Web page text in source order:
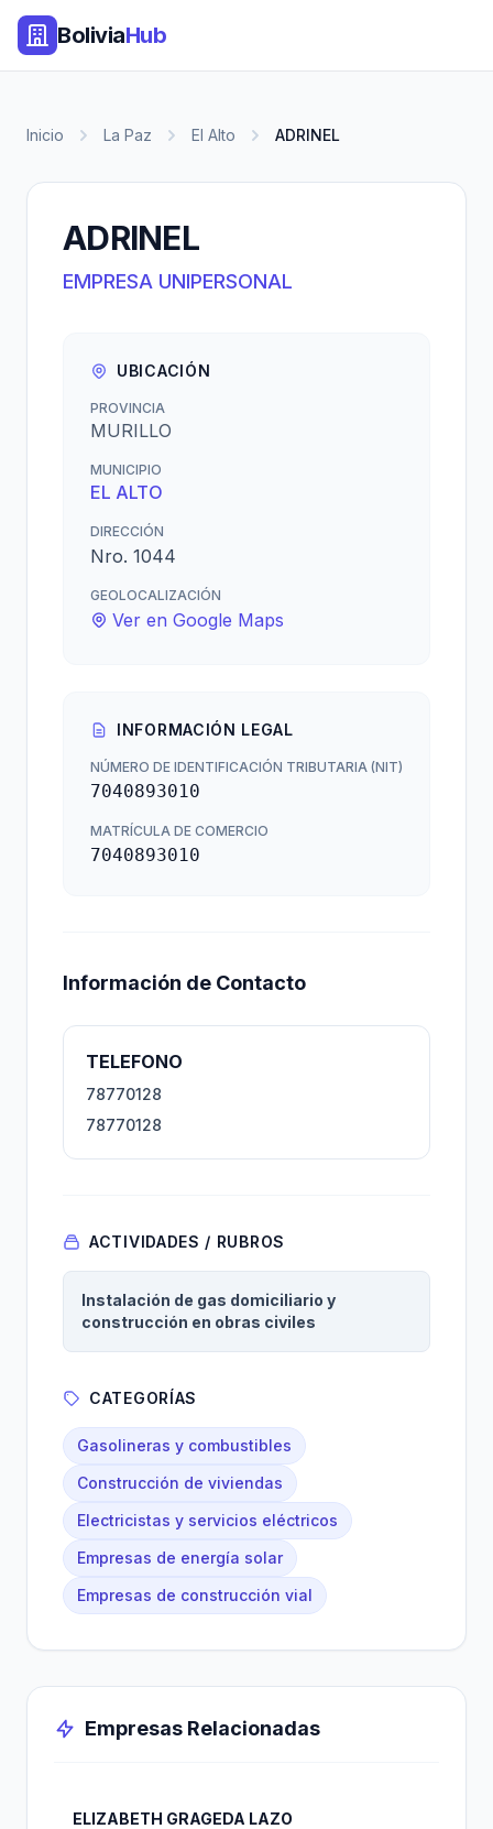
BoliviaHub
Inicio La Paz El Alto ADRINEL
ADRINEL
EMPRESA UNIPERSONAL
UBICACIÓN
PROVINCIA
MURILLO
MUNICIPIO
EL ALTO
DIRECCIÓN
Nro. 1044
GEOLOCALIZACIÓN
Ver en Google Maps
INFORMACIÓN LEGAL
NÚMERO DE IDENTIFICACIÓN TRIBUTARIA (NIT)
7040893010
MATRÍCULA DE COMERCIO
7040893010
Información de Contacto
TELEFONO
78770128
78770128
ACTIVIDADES / RUBROS
Instalación de gas domiciliario y
construcción en obras civiles
CATEGORÍAS
Gasolineras y combustibles
Construcción de viviendas
Electricistas y servicios eléctricos
Empresas de energía solar
Empresas de construcción vial
Empresas Relacionadas
ELIZABETH GRAGEDA LAZO